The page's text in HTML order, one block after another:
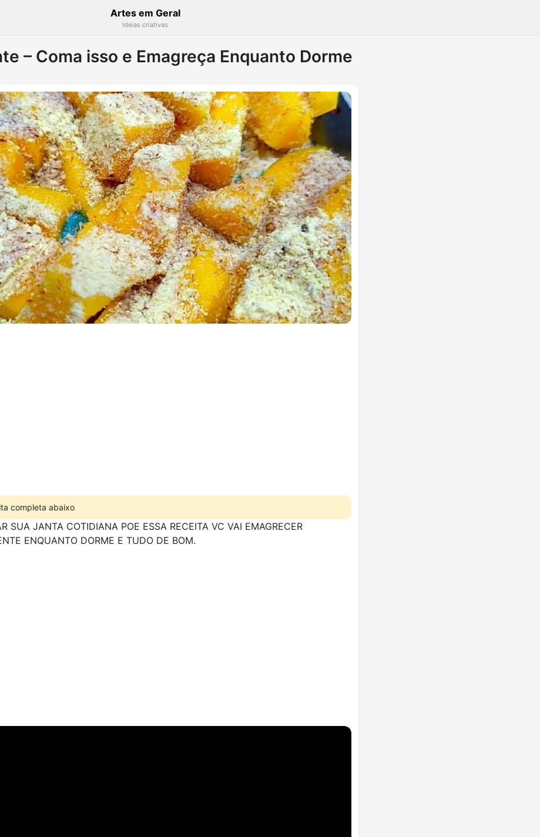
Artes em Geral
Ideias criativas
– Coma isso e Emagreça Enquanto Dorme
completa abaixo
SUA JANTA COTIDIANA POE ESSA RECEITA VC VAI EMAGRECER
ENQUANTO DORME E TUDO DE BOM.